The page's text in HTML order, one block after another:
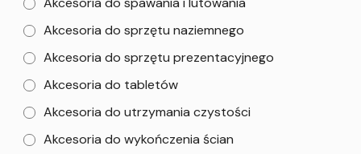
Akcesoria do sprzętu naziemnego
Akcesoria do sprzętu prezentacyjnego
Akcesoria do tabletów
Akcesoria do utrzymania czystości
Akcesoria do wykończenia ścian